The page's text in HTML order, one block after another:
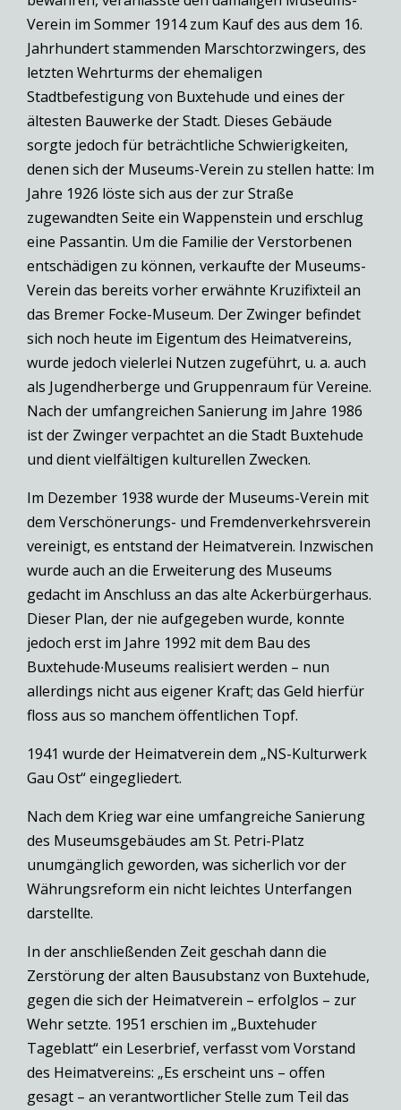
Verein im Sommer 1914 zum Kauf des aus dem 16.
Jahrhundert stammenden Marschtorzwingers, des
letzten Wehrturms der ehemaligen
Stadtbefestigung von Buxtehude und eines der
ältesten Bauwerke der Stadt. Dieses Gebäude
sorgte jedoch für beträchtliche Schwierigkeiten,
denen sich der Museums-Verein zu stellen hatte: Im
Jahre 1926 löste sich aus der zur Straße
zugewandten Seite ein Wappenstein und erschlug
eine Passantin. Um die Familie der Verstorbenen
entschädigen zu können, verkaufte der Museums-
Verein das bereits vorher erwähnte Kruzifixteil an
das Bremer Focke-Museum. Der Zwinger befindet
sich noch heute im Eigentum des Heimatvereins,
wurde jedoch vielerlei Nutzen zugeführt, u. a. auch
als Jugendherberge und Gruppenraum für Vereine.
Nach der umfangreichen Sanierung im Jahre 1986
ist der Zwinger verpachtet an die Stadt Buxtehude
und dient vielfältigen kulturellen Zwecken.
Im Dezember 1938 wurde der Museums-Verein mit
dem Verschönerungs- und Fremdenverkehrsverein
vereinigt, es entstand der Heimatverein. Inzwischen
wurde auch an die Erweiterung des Museums
gedacht im Anschluss an das alte Ackerbürgerhaus.
Dieser Plan, der nie aufgegeben wurde, konnte
jedoch erst im Jahre 1992 mit dem Bau des
Buxtehude∙Museums realisiert werden – nun
allerdings nicht aus eigener Kraft; das Geld hierfür
floss aus so manchem öffentlichen Topf.
1941 wurde der Heimatverein dem „NS-Kulturwerk
Gau Ost“ eingegliedert.
Nach dem Krieg war eine umfangreiche Sanierung
des Museumsgebäudes am St. Petri-Platz
unumgänglich geworden, was sicherlich vor der
Währungsreform ein nicht leichtes Unterfangen
darstellte.
In der anschließenden Zeit geschah dann die
Zerstörung der alten Bausubstanz von Buxtehude,
gegen die sich der Heimatverein – erfolglos – zur
Wehr setzte. 1951 erschien im „Buxtehuder
Tageblatt“ ein Leserbrief, verfasst vom Vorstand
des Heimatvereins: „Es erscheint uns – offen
gesagt – an verantwortlicher Stelle zum Teil das